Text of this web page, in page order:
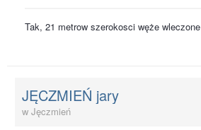
Tak, 21 metrow szerokosci węże wleczone
JĘCZMIEŃ jary
w Jęczmień